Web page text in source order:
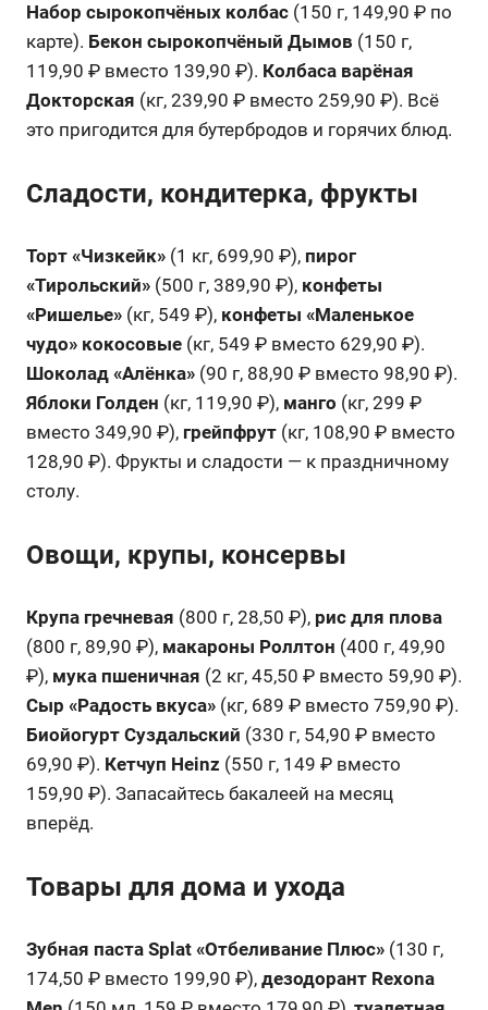
Набор сырокопчёных колбас (150 г, 149,90 ₽ по
карте). Бекон сырокопчёный Дымов (150 г,
119,90 ₽ вместо 139,90 ₽). Колбаса варёная
Докторская (кг, 239,90 ₽ вместо 259,90 ₽). Всё
это пригодится для бутербродов и горячих блюд.
Сладости, кондитерка, фрукты
Торт «Чизкейк» (1 кг, 699,90 ₽), пирог
«Тирольский» (500 г, 389,90 ₽), конфеты
«Ришелье» (кг, 549 ₽), конфеты «Маленькое
чудо» кокосовые (кг, 549 ₽ вместо 629,90 ₽).
Шоколад «Алёнка» (90 г, 88,90 ₽ вместо 98,90 ₽).
Яблоки Голден (кг, 119,90 ₽), манго (кг, 299 ₽
вместо 349,90 ₽), грейпфрут (кг, 108,90 ₽ вместо
128,90 ₽). Фрукты и сладости — к праздничному
столу.
Овощи, крупы, консервы
Крупа гречневая (800 г, 28,50 ₽), рис для плова
(800 г, 89,90 ₽), макароны Роллтон (400 г, 49,90
₽), мука пшеничная (2 кг, 45,50 ₽ вместо 59,90 ₽).
Сыр «Радость вкуса» (кг, 689 ₽ вместо 759,90 ₽).
Биойогурт Суздальский (330 г, 54,90 ₽ вместо
69,90 ₽). Кетчуп Heinz (550 г, 149 ₽ вместо
159,90 ₽). Запасайтесь бакалеей на месяц
вперёд.
Товары для дома и ухода
Зубная паста Splat «Отбеливание Плюс» (130 г,
174,50 ₽ вместо 199,90 ₽), дезодорант Rexona